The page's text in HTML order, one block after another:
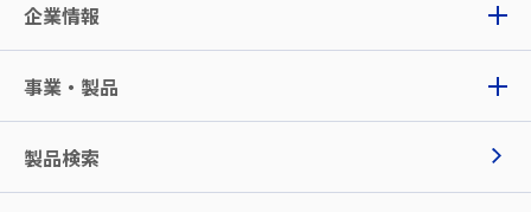
企業情報
事業・製品
製品検索